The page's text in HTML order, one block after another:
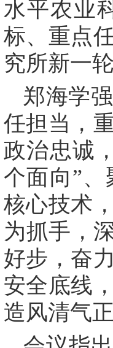
水平农业
标、重点
究所新一
郑海学
任担当，
政治忠诚
个面向”
核心技术
为抓手，
好步，奋
安全底线
造风清气